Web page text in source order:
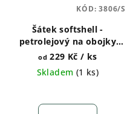
Šátek softshell -
petrolejový na obojky
Doghouse
od 229 Kč/ ks
Skladem (1 ks)
KÓD:3806/S